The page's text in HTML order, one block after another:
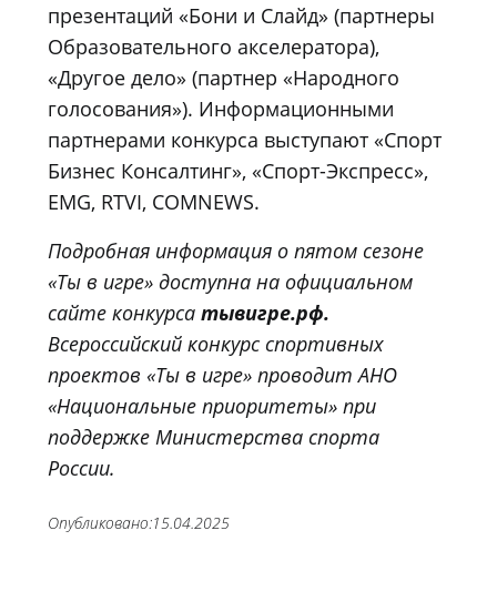
презентаций «Бони и Слайд» (партнеры
Образовательного акселератора),
«Другое дело» (партнер «Народного
голосования»). Информационными
партнерами конкурса выступают «Спорт
Бизнес Консалтинг», «Спорт-Экспресс»,
EMG, RTVI, COMNEWS.
Подробная информация о пятом сезоне
«Ты в игре» доступна на официальном
сайте конкурса тывигре.рф.
Всероссийский конкурс спортивных
проектов «Ты в игре» проводит АНО
«Национальные приоритеты» при
поддержке Министерства спорта
России.
Опубликовано:15.04.2025